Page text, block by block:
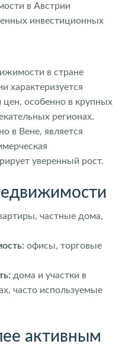
в Австрии
инвестиционных
в стране
характеризуется
особенно в крупных
регионах.
в Вене, является
уверенный рост.
частные дома,
офисы, торговые
дома и участки в
часто используемые
активным